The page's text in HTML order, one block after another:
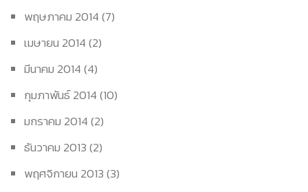
พฤษภาคม 2014(7)
เมษายน 2014(2)
มีนาคม 2014(4)
กุมภาพันธ์ 2014(10)
มกราคม 2014(2)
ธันวาคม 2013(2)
พฤศจิกายน 2013(3)